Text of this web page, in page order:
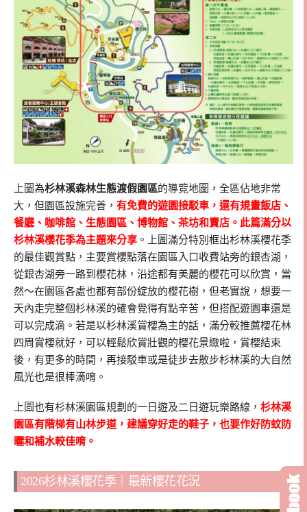
上圖為杉林溪森林生態渡假園區的導覽地圖，全區佔地非常
大，但園區設施完善， 有免費的遊園接駁車，還有規畫飯店、
餐廳、咖啡館、生態園區、博物館、茶坊和賣店。此篇滿分以
杉林溪櫻花季為主題來分享 。上圖滿分特別框出杉林溪櫻花季
的最佳觀賞點，主要賞櫻點落在園區入口收費站旁的銀杏湖，
從銀杏湖旁一路到櫻花林，沿途都有美麗的櫻花可以欣賞，當
然～在園區各處也都有部份綻放的櫻花樹，但老實說，想要一
天內走完整個杉林溪的確會覺得有點辛苦，但搭配遊園車還是
可以完成滴。若是以杉林溪賞櫻為主的話，滿分較推薦櫻花林
四周賞櫻就好，可以輕鬆欣賞壯觀的櫻花景緻啦，賞櫻結束
後，有更多的時間，再接駁車或是徒步去散步杉林溪的大自然
風光也是很棒滴唷。
上圖也有杉林溪園區規劃的一日遊及二日遊玩樂路線， 杉林溪
園區有階梯有山林步道，建議穿好走的鞋子，也要作好防蚊防
曬和補水較佳唷。
2026杉林溪櫻花季｜最新櫻花花況